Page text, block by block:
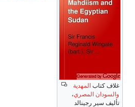
غلاف كتاب المهدية
والسودان المصري،
تأليف سير رجينالد